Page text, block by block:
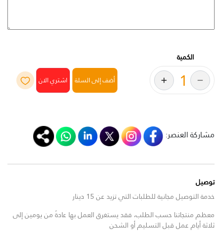
الكمية
أضف إلى السلة
مشاركة العنصر:
توصيل
خدمة التوصيل مجانية للطلبات التي تزيد عن 15 دينار
معظم منتجاتنا حسب الطلب، فقد يستغرق العمل بها عادةً من يومين إلى
ثلاثة أيام عمل قبل التسليم أو الشحن